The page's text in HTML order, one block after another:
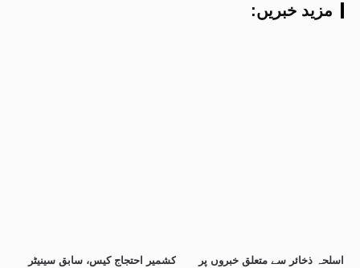
:مزید خبریں
کشمیر احتجاج کیس، سابق سینیٹر
اسلحہ ذخائر سے متعلق خبروں پر